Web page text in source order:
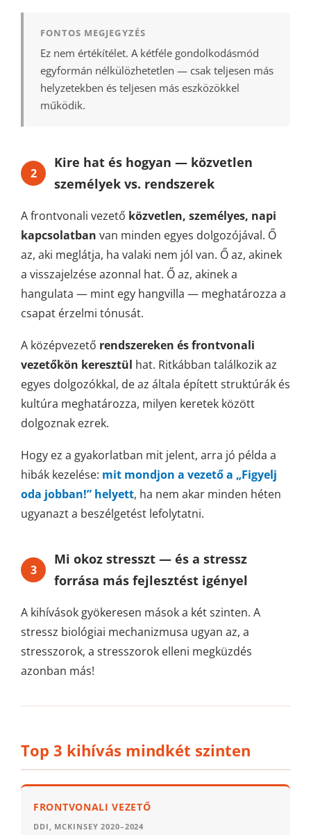
FONTOS MEGJEGYZÉS
Ez nem értékítélet. A kétféle gondolkodásmód
egyformán nélkülözhetetlen — csak teljesen más
helyzetekben és teljesen más eszközökkel
működik.
2
Kire hat és hogyan — közvetlen
személyek vs. rendszerek
A frontvonali vezető közvetlen, személyes, napi
kapcsolatban van minden egyes dolgozójával. Ő
az, aki meglátja, ha valaki nem jól van. Ő az, akinek
a visszajelzése azonnal hat. Ő az, akinek a
hangulata — mint egy hangvilla — meghatározza a
csapat érzelmi tónusát.
A középvezető rendszereken és frontvonali
vezetőkön keresztül hat. Ritkábban találkozik az
egyes dolgozókkal, de az általa épített struktúrák és
kultúra meghatározza, milyen keretek között
dolgoznak ezrek.
Hogy ez a gyakorlatban mit jelent, arra jó példa a
hibák kezelése: mit mondjon a vezető a „Figyelj
oda jobban!” helyett, ha nem akar minden héten
ugyanazt a beszélgetést lefolytatni.
3
Mi okoz stresszt — és a stressz
forrása más fejlesztést igényel
A kihívások gyökeresen mások a két szinten. A
stressz biológiai mechanizmusa ugyan az, a
stresszorok, a stresszorok elleni megküzdés
azonban más!
Top 3 kihívás mindkét szinten
FRONTVONALI VEZETŐ
DDI, MCKINSEY 2020–2024